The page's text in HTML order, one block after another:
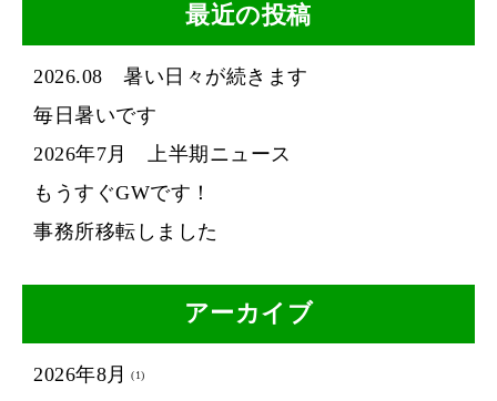
最近の投稿
2026.08 暑い日々が続きます
毎日暑いです
2026年7月 上半期ニュース
もうすぐGWです！
事務所移転しました
アーカイブ
2026年8月 (1)